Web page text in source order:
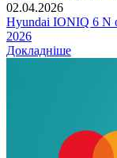
02.04.2026
Hyundai IONIQ 6 N
2026
Докладніше